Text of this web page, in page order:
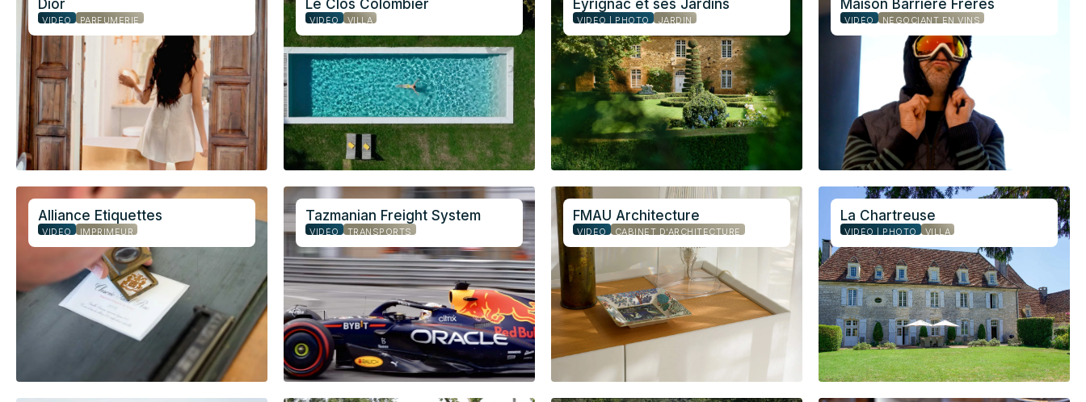
Dior
VIDÉO PARFUMERIE
Le Clos Colombier
VIDÉO VILLA
Eyrignac et ses Jardins
VIDÉO | PHOTO JARDIN
Maison Barrière Frères
VIDÉO NÉGOCIANT EN VINS
Alliance Etiquettes
VIDÉO IMPRIMEUR
Tazmanian Freight System
VIDÉO TRANSPORTS
FMAU Architecture
VIDÉO CABINET D’ARCHITECTURE
La Chartreuse
VIDÉO | PHOTO VILLA